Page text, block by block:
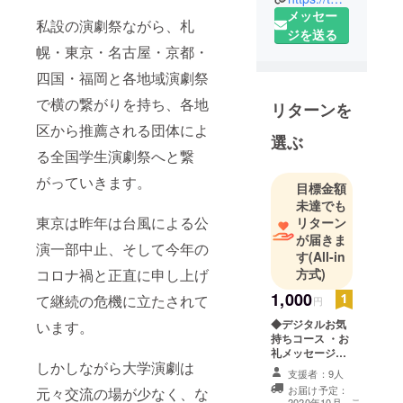
私設の演劇祭ながら、札
幌・東京・名古屋・京都・
四国・福岡と各地域演劇祭
で横の繋がりを持ち、各地
区から推薦される団体によ
る全国学生演劇祭へと繋
がっていきます。
東京は昨年は台風による公
演一部中止、そして今年の
コロナ禍と正直に申し上げ
て継続の危機に立たされて
います。
しかしながら大学演劇は
元々交流の場が少なく、な
デュース。
演出・制
京学生演劇
祭2020事務
局。
青森と熊本
の両親より
福島生まれ
茨城育ち鳥
取経由東京
在住。
【監修本】
部活でスキ
ルアップ演
劇上達バイ
ブル
メッセー
ジを送る
リターンを
選ぶ
目標金額
未達でも
リターン
が届きま
す(All-in
方式)
1,000円
◆デジタルお気
持ちコース ・お
礼メッセージ
（メール）
支援者：9人
お届け予定：